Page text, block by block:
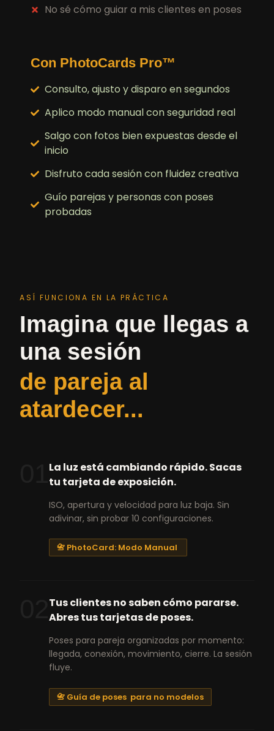
No sé cómo guiar a mis clientes en poses
Con PhotoCards Pro™
Consulto, ajusto y disparo en segundos
Aplico modo manual con seguridad real
Salgo con fotos bien expuestas desde el
inicio
Disfruto cada sesión con fluidez creativa
Guío parejas y personas con poses
probadas
ASÍ FUNCIONA EN LA PRÁCTICA
Imagina que llegas a
una sesión
de pareja al
atardecer...
La luz está cambiando rápido. Sacas
tu tarjeta de exposición.
ISO, apertura y velocidad para luz baja. Sin
adivinar, sin probar 10 configuraciones.
📇 PhotoCard: Modo Manual
Tus clientes no saben cómo pararse.
Abres tus tarjetas de poses.
Poses para pareja organizadas por momento:
llegada, conexión, movimiento, cierre. La sesión
fluye.
📇 Guía de poses para no modelos